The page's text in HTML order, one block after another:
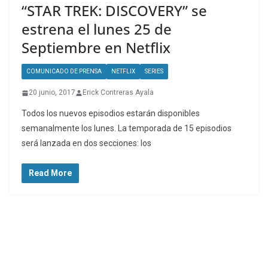
“STAR TREK: DISCOVERY” se
estrena el lunes 25 de
Septiembre en Netflix
COMUNICADO DE PRENSA NETFLIX SERIES
20 junio, 2017 Erick Contreras Ayala
Todos los nuevos episodios estarán disponibles
semanalmente los lunes. La temporada de 15 episodios
será lanzada en dos secciones: los
Read More